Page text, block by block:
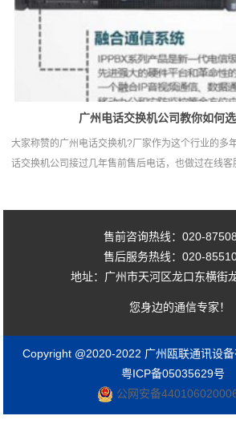
广州电话交换机公司教你如何
大家称赞的广州电话交换机?厂家作为这个行业的多
话交换机公司接过几年售前售后电话，也做过在线
售前咨询热线：020-
售后服务热线：020-
地址：广州市天河区龙口东横街
您身边的通信专家！
Copyright @2020-2022 广州瓯联通讯设备
粤ICP备05035629号
公网安备